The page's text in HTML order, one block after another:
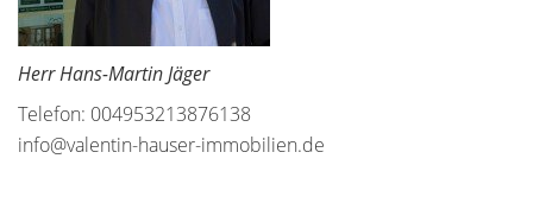
Herr Hans-Martin Jäger
Telefon: 004953213876138
info@valentin-hauser-immobilien.de